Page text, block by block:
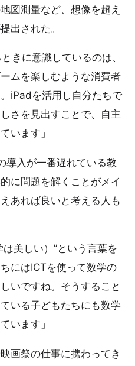
図測量など、想像を超え
出された。
きに意識しているのは、
ムを楽しむような消費者
iPadを活用し自分たちで
さを見出すことで、自主
います」
導入が一番遅れている教
に問題を解くことがメイ
あれば良いと考える人も
美しい）”という言葉を
にはICTを使って数学の
いですね。そうすること
いる子どもたちにも数学
います」
画祭の仕事に携わってき